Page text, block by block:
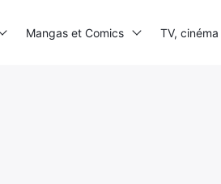
Mangas et Comics TV, cinéma